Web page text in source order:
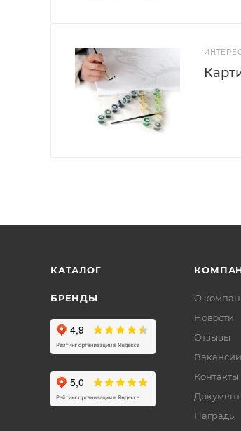
КАТАЛОГ
БРЕНДЫ
О
Новости
Отзывы
Вакансии
Контакты
Награды